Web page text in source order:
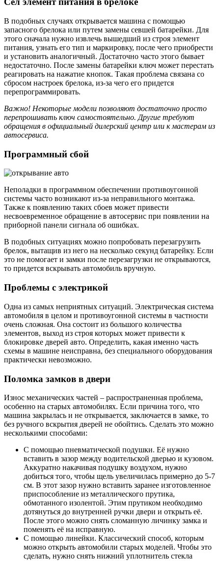
В подобных случаях открывается машина с помощью
запасного брелока или путем замены севшей батарейки. Для
этого сначала нужно извлечь вышедший из строя элемент
питания, узнать его тип и маркировку, после чего приобрести
и установить аналогичный. Достаточно часто этого бывает
недостаточно. После замены батарейки ключ может перестать
реагировать на нажатие кнопок. Такая проблема связана со
сбросом настроек брелока, из-за чего его придется
перепрограммировать.
Важно! Некоторые модели позволяют достаточно просто
перепрошивать ключ самостоятельно. Другие требуют
обращения в официальный дилерский центр или к мастерам из
автосервиса.
Программный сбой
Неполадки в программном обеспечении противоугонной
системы часто возникают из-за неправильного монтажа.
Также к появлению таких сбоев может привести
несвоевременное обращение в автосервис при появлении на
приборной панели сигнала об ошибках.
В подобных ситуациях можно попробовать перезагрузить
брелок, вытащив из него на несколько секунд батарейку. Если
это не помогает и замки после перезагрузки не открываются,
то придется вскрывать автомобиль вручную.
Проблемы с электрикой
Одна из самых неприятных ситуаций. Электрическая система
автомобиля в целом и противоугонной системы в частности
очень сложная. Она состоит из большого количества
элементов, выход из строя которых может привести к
блокировке дверей авто. Определить, какая именно часть
схемы в машине неисправна, без специального оборудования
практически невозможно.
Поломка замков в двери
Износ механических частей – распространенная проблема,
особенно на старых автомобилях. Если причина того, что
машина закрылась и не открывается, заключается в замке, то
без ручного вскрытия дверей не обойтись. Сделать это можно
несколькими способами:
С помощью пневматической подушки. Её нужно
вставить в зазор между водительской дверью и кузовом.
Аккуратно накачивая подушку воздухом, нужно
добиться того, чтобы щель увеличилась примерно до 5-7
см. В этот зазор нужно вставить заранее изготовленное
приспособление из металлического прутика,
обмотанного изолентой. Этим прутиком необходимо
дотянуться до внутренней ручки двери и открыть её.
После этого можно снять сломанную личинку замка и
поменять её на исправную.
С помощью линейки. Классический способ, которым
можно открыть автомобили старых моделей. Чтобы это
сделать, нужно снять нижний уплотнитель стекла